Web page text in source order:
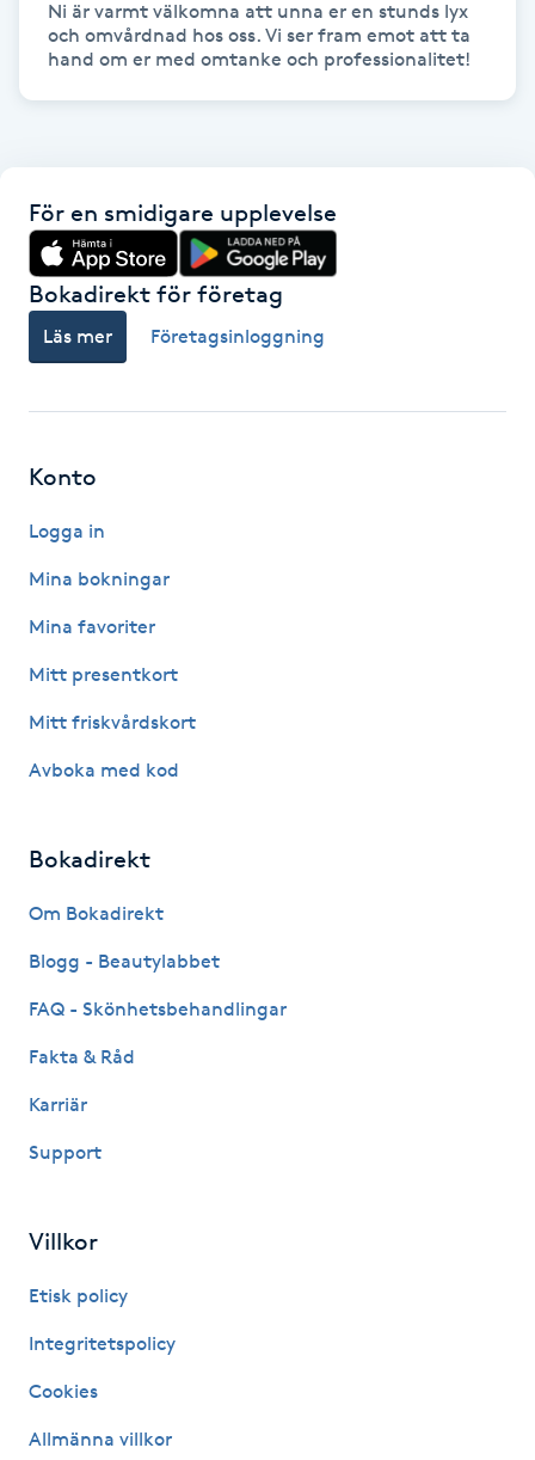
Japansk massage
K
Katun fransar
Kemisk peeling
Keratinbehandling
Kinesisk medicin
Klangmassage
Klippning
Kosmetisk tatuering
Kroppspeeling
Kärlbehandling
Laserbehandling
Ni är varmt välkomna att unna er en stunds lyx
och omvårdnad hos oss. Vi ser fram emot att ta
För en smidigare upplevelse
Bokadirekt för företag
Läs mer Företagsinloggning
Konto
Logga in
Mina bokningar
Mina favoriter
Mitt presentkort
Mitt friskvårdskort
Avboka med kod
Bokadirekt
Om Bokadirekt
Blogg - Beautylabbet
FAQ - Skönhetsbehandlingar
Fakta & Råd
Karriär
Support
Villkor
Etisk policy
Integritetspolicy
Cookies
Allmänna villkor